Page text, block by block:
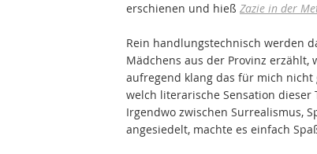
erschienen und hieß Zazie in der
Rein handlungstechnisch werden
Mädchens aus der Provinz erzählt,
aufregend klang das für mich
welch literarische Sensation dieser
Irgendwo zwischen Surrealismus,
angesiedelt, machte es einfach